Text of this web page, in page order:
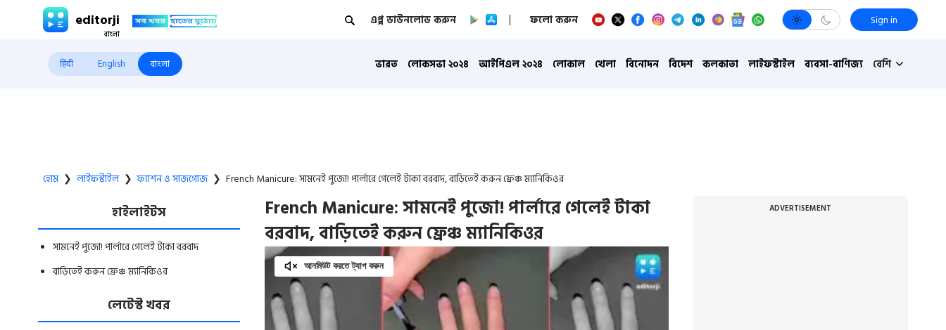
editorji এপ্প ডাউনলোড করুন ফলো করুন Sign in
हिंदी English বাংলা ভারত লোকসভা ২০২৪ আইপিএল ২০২৪ লোকাল খেলা বিনোদন বিদেশ কলকাতা লাইফস্টাইল ব্যবসা-বাণিজ্য বেশি
হোম ❯ লাইফস্টাইল ❯ ফ্যাশন ও সাজগোজ ❯ French Manicure: সামনেই পুজো! পার্লারে গেলেই টাকা বরবাদ, বাড়িতেই করুন ফ্রেঞ্চ ম্যানিকিওর
হাইলাইটস
সামনেই পুজো! পার্লারে গেলেই টাকা বরবাদ
বাড়িতেই করুন ফ্রেঞ্চ ম্যানিকিওর
লেটেস্ট খবর
French Manicure: সামনেই পুজো! পার্লারে গেলেই টাকা
বরবাদ, বাড়িতেই করুন ফ্রেঞ্চ ম্যানিকিওর
আনমিউট করতে ট্যাপ করুন
ADVERTISEMENT